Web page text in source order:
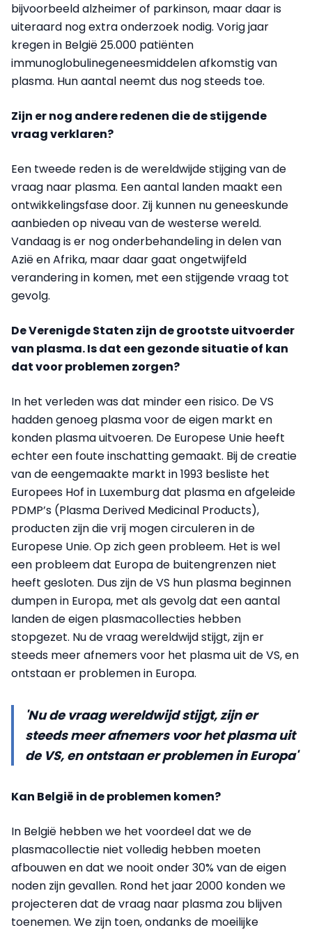
bijvoorbeeld alzheimer of parkinson, maar daar is
uiteraard nog extra onderzoek nodig. Vorig jaar
kregen in België 25.000 patiënten
immunoglobulinegeneesmiddelen afkomstig van
plasma. Hun aantal neemt dus nog steeds toe.
Zijn er nog andere redenen die de stijgende
vraag verklaren?
Een tweede reden is de wereldwijde stijging van de
vraag naar plasma. Een aantal landen maakt een
ontwikkelingsfase door. Zij kunnen nu geneeskunde
aanbieden op niveau van de westerse wereld.
Vandaag is er nog onderbehandeling in delen van
Azië en Afrika, maar daar gaat ongetwijfeld
verandering in komen, met een stijgende vraag tot
gevolg.
De Verenigde Staten zijn de grootste uitvoerder
van plasma. Is dat een gezonde situatie of kan
dat voor problemen zorgen?
In het verleden was dat minder een risico. De VS
hadden genoeg plasma voor de eigen markt en
konden plasma uitvoeren. De Europese Unie heeft
echter een foute inschatting gemaakt. Bij de creatie
van de eengemaakte markt in 1993 besliste het
Europees Hof in Luxemburg dat plasma en afgeleide
PDMP’s (Plasma Derived Medicinal Products),
producten zijn die vrij mogen circuleren in de
Europese Unie. Op zich geen probleem. Het is wel
een probleem dat Europa de buitengrenzen niet
heeft gesloten. Dus zijn de VS hun plasma beginnen
dumpen in Europa, met als gevolg dat een aantal
landen de eigen plasmacollecties hebben
stopgezet. Nu de vraag wereldwijd stijgt, zijn er
steeds meer afnemers voor het plasma uit de VS, en
ontstaan er problemen in Europa.
'Nu de vraag wereldwijd stijgt, zijn er
steeds meer afnemers voor het plasma uit
de VS, en ontstaan er problemen in Europa'
Kan België in de problemen komen?
In België hebben we het voordeel dat we de
plasmacollectie niet volledig hebben moeten
afbouwen en dat we nooit onder 30% van de eigen
noden zijn gevallen. Rond het jaar 2000 konden we
projecteren dat de vraag naar plasma zou blijven
toenemen. We zijn toen, ondanks de moeilijke